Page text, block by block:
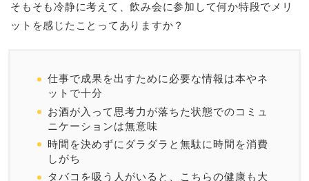
そもそも冷静に考えて、飲み会に参加して何か特段でメリ
ットを感じたことってありますか？
仕事で成果を出すために必要な情報は本やネ
ットで十分
お酒が入って思考力が落ちた状態でのコミュ
ニケーションは無意味
時間を決めずにダラダラと無駄に時間を消費
しがち
タバコを吸う人がいると、こちらの健康も大